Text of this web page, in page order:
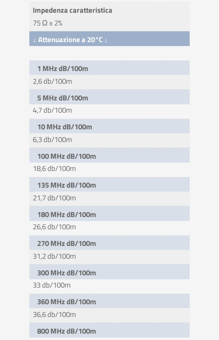
Impedenza caratteristica
75 Ω ± 2%
↓ Attenuazione a 20°C ↓
1 MHz dB/100m
2,6 db/100m
5 MHz dB/100m
4,7 db/100m
10 MHz dB/100m
6,3 db/100m
100 MHz dB/100m
18,6 db/100m
135 MHz dB/100m
21,7 db/100m
180 MHz dB/100m
26,6 db/100m
270 MHz dB/100m
31,2 db/100m
300 MHz dB/100m
33 db/100m
360 MHz dB/100m
36,6 db/100m
800 MHz dB/100m